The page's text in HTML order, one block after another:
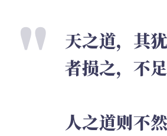
天之道，其
者损之，不
人之道则不